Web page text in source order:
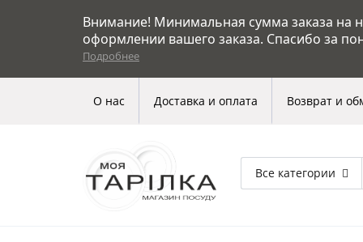
Внимание! Минимальная сумма заказа на
оформлении вашего заказа. Спасибо за
Подробнее
О нас Доставка и оплата Возврат и
Все категории